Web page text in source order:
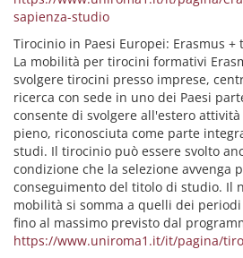
sapienza-studio
Tirocinio in Paesi Europei: Erasmus +
La mobilità per tirocini formativi
svolgere tirocini presso imprese,
ricerca con sede in uno dei Paesi
consente di svolgere all'estero
pieno, riconosciuta come parte
studi. Il tirocinio può essere svolto
condizione che la selezione avvenga
conseguimento del titolo di studio. Il
mobilità si somma a quelli dei
fino al massimo previsto dal
https://www.uniroma1.it/it/pagina/